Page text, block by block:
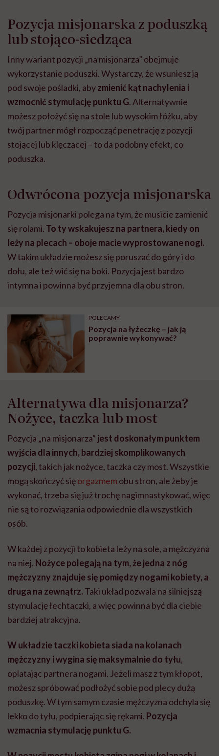
Pozycja misjonarska z poduszką
lub stojąco-siedząca
Inny wariant pozycji „na misjonarza” obejmuje
wykorzystanie poduszki. Wystarczy, że wsuniesz ją
pod swoje pośladki, abyzmienić kąt nachylenia i
wzmocnić stymulację punktu G. Alternatywnie
możesz położyć się na stole lub wysokim łóżku, aby
twój partner mógł rozpocząć penetrację z pozycji
stojącej lub klęczącej – to da podobny efekt, co
poduszka.
Odwrócona pozycja misjonarska
Pozycja misjonarki polega na tym, że musicie zamienić
się rolami. To ty wskakujesz na partnera, kiedy on
leży na plecach – oboje macie wyprostowane nogi.
W takim układzie możesz się poruszać do góry i do
dołu, ale też wić się na boki. Pozycja jest bardzo
intymna i powinna być przyjemna dla obu stron.
POLECAMY
Pozycja na łyżeczkę – jak ją
poprawnie wykonywać?
Alternatywa dla misjonarza?
Nożyce, taczka lub most
Pozycja „na misjonarza” jest doskonałym punktem
wyjścia dla innych, bardziej skomplikowanych
pozycji, takich jak nożyce, taczka czy most. Wszystkie
mogą skończyć sięorgazmem obu stron, ale żeby je
wykonać, trzeba się już trochę nagimnastykować, więc
nie są to rozwiązania odpowiednie dla wszystkich
osób.
W każdej z pozycji to kobieta leży na sole, a mężczyzna
na niej. Nożyce polegają na tym, że jedna z nóg
mężczyzny znajduje się pomiędzy nogami kobiety, a
druga na zewnątrz. Taki układ pozwala na silniejszą
stymulację łechtaczki, a więc powinna być dla ciebie
bardziej atrakcyjna.
W układzie taczki kobieta siada na kolanach
mężczyzny i wygina się maksymalnie do tyłu,
oplatając partnera nogami. Jeżeli masz z tym kłopot,
możesz spróbować podłożyć sobie pod plecy dużą
poduszkę. W tym samym czasie mężczyzna odchyla się
lekko do tyłu, podpierając się rękami. Pozycja
wzmacnia stymulację punktu G.